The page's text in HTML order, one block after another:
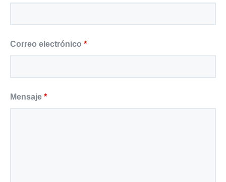
Correo electrónico *
Mensaje *